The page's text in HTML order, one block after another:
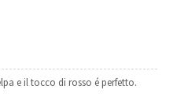
e il tocco di rosso é perfetto.